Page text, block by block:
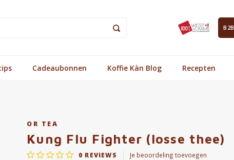
Cadeaubonnen Koffie Kàn Blog Recepten
OR TEA
Kung Flu Fighter (losse thee)
0 REVIEWS Je beoordeling toevoegen